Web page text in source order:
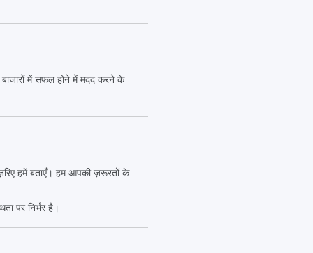
बाजारों में सफल होने में मदद करने के
हमें बताएँ। हम आपकी ज़रूरतों के
पर निर्भर है।